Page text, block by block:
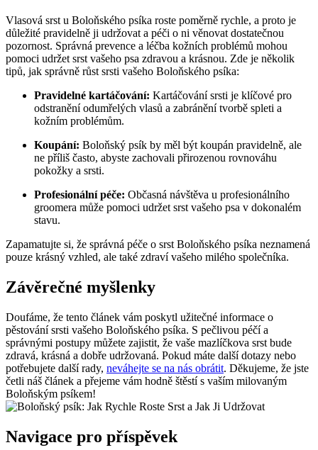
Vlasová srst u Boloňského psíka roste poměrně rychle, a proto je
důležité pravidelně ji udržovat a péči o ni věnovat dostatečnou
pozornost. Správná prevence a léčba kožních problémů mohou
pomoci udržet srst vašeho psa zdravou a krásnou. Zde je několik
tipů, jak správně růst srsti vašeho Boloňského psíka:
Pravidelné kartáčování: Kartáčování srsti je klíčové pro
odstranění odumřelých vlasů a zabránění tvorbě spleti a
kožním problémům.
Koupání: Boloňský psík by měl být koupán pravidelně, ale
ne příliš často, abyste zachovali přirozenou rovnováhu
pokožky a srsti.
Profesionální péče: Občasná návštěva u profesionálního
groomera může pomoci udržet srst vašeho psa v dokonalém
stavu.
Zapamatujte si, že správná péče o srst Boloňského psíka neznamená
pouze krásný vzhled, ale také zdraví vašeho milého společníka.
Závěrečné myšlenky
Doufáme, že tento článek vám poskytl užitečné informace o
pěstování srsti vašeho Boloňského psíka. S pečlivou péčí a
správnými postupy můžete zajistit, že vaše mazlíčkova srst bude
zdravá, krásná a dobře udržovaná. Pokud máte další dotazy nebo
potřebujete další rady, neváhejte se na nás obrátit. Děkujeme, že jste
četli náš článek a přejeme vám hodně štěstí s vaším milovaným
Boloňským psíkem!
Navigace pro příspěvek